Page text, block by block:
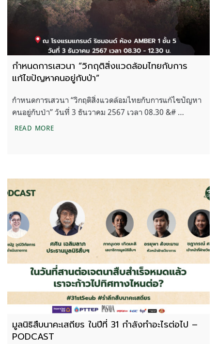
กำหนดการเสวนา “วิกฤติสิ่งแวดล้อมไทยกับการ
แก้ไขปัญหาคนอยู่กับป่า”
กำหนดการเสวนา “วิกฤติสิ่งแวดล้อมไทยกับการแก้ไขปัญหา
คนอยู่กับป่า” วันที่ 3 ธันวาคม 2567 เวลา 08.30 &# …
READ MOREกำหนดการเสวนา “วิกฤติสิ่งแวดล้อมไทยกับการแก้ไ
มูลนิธิสืบนาคะเสถียร ในปีที่ 31 กำลังทำอะไรต่อไป –
PODCAST